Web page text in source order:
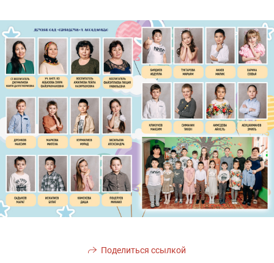
Поделиться ссылкой